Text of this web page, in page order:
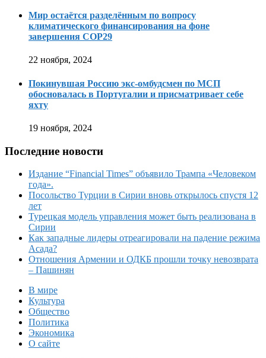
Мир остаётся разделённым по вопросу
климатического финансирования на фоне
завершения COP29
22 ноября, 2024
Покинувшая Россию экс-омбудсмен по МСП
обосновалась в Португалии и присматривает себе
яхту
19 ноября, 2024
Последние новости
Издание “Financial Times” объявило Трампа «Человеком
года».
Посольство Турции в Сирии вновь открылось спустя 12
лет
Турецкая модель управления может быть реализована в
Сирии
Как западные лидеры отреагировали на падение режима
Асада?
Отношения Армении и ОДКБ прошли точку невозврата
– Пашинян
В мире
Культура
Общество
Политика
Экономика
О сайте